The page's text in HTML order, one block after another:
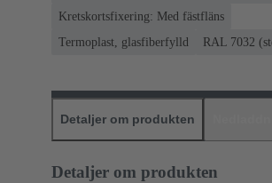
Kretskortsfixering: Med fästfläns
Termoplast, glasfiberfylld
RAL 7032
Detaljer om produkten
Detaljer om produkten